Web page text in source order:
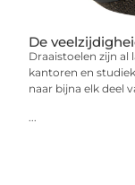
De
Draaistoelen zijn al
kantoren en
naar bijna elk deel
...